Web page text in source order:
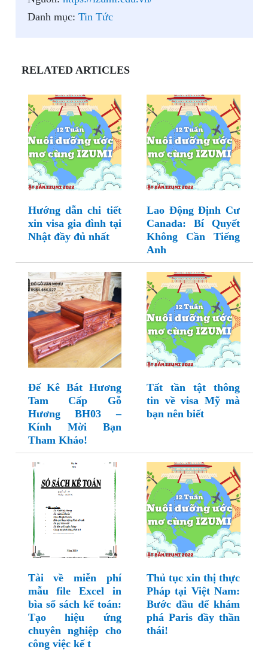
Danh mục: Tin Tức
RELATED ARTICLES
Hướng dẫn chi tiết
xin visa gia đình tại
Nhật đầy đủ nhất
Lao Động Định Cư
Canada: Bí Quyết
Không Cần Tiếng
Anh
Đế Kê Bát Hương
Tam Cấp Gỗ
Hương BH03 –
Kính Mời Bạn
Tham Khảo!
Tất tần tật thông
tin về visa Mỹ mà
bạn nên biết
Tài về miễn phí
mẫu file Excel in
bìa sổ sách kế toán:
Tạo hiệu ứng
chuyên nghiệp cho
công việc kế t
Thủ tục xin thị thực
Pháp tại Việt Nam:
Bước đầu để khám
phá Paris đầy thần
thái!